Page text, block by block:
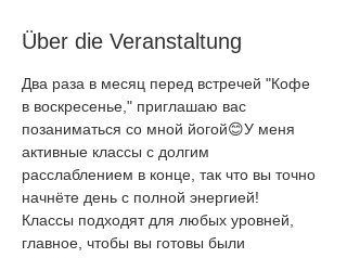
Über die Veranstaltung
Два раза в месяц перед встречей "Кофе
в воскресенье," приглашаю вас
позаниматься со мной йогой😊У меня
активные классы с долгим
расслаблением в конце, так что вы точно
начнёте день с полной энергией!
Классы подходят для любых уровней,
главное, чтобы вы готовы были